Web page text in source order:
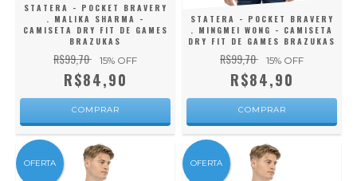
STATERA - POCKET BRAVERY
. MALIKA SHARMA -
CAMISETA DRY FIT DE GAMES
BRAZUKAS
R$99,70 15% OFF
R$84,90
COMPRAR
STATERA - POCKET BRAVERY
. MINGMEI WONG - CAMISETA
DRY FIT DE GAMES BRAZUKAS
R$99,70 15% OFF
R$84,90
COMPRAR
OFERTA OFERTA